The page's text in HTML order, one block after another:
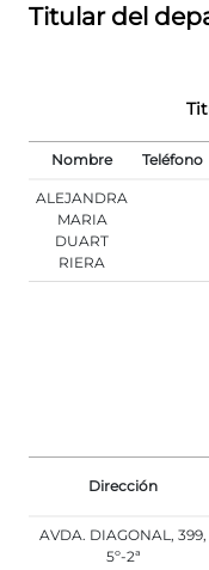
Titular del
Nombre Teléfono
ALEJANDRA
MARIA
DUART
RIERA
Dirección
AVDA. DIAGONAL, 399,
5º-2ª